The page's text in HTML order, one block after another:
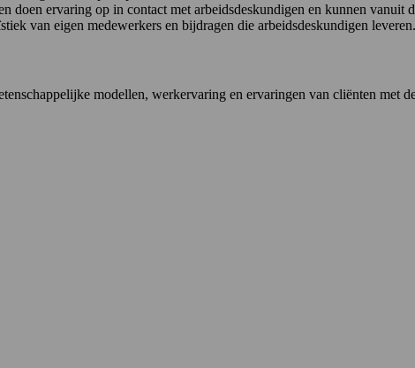
doen ervaring op in contact met arbeidsdeskundigen en kunnen
van eigen medewerkers en bijdragen die arbeidsdeskundigen leveren.
modellen, werkervaring en ervaringen van cliënten met